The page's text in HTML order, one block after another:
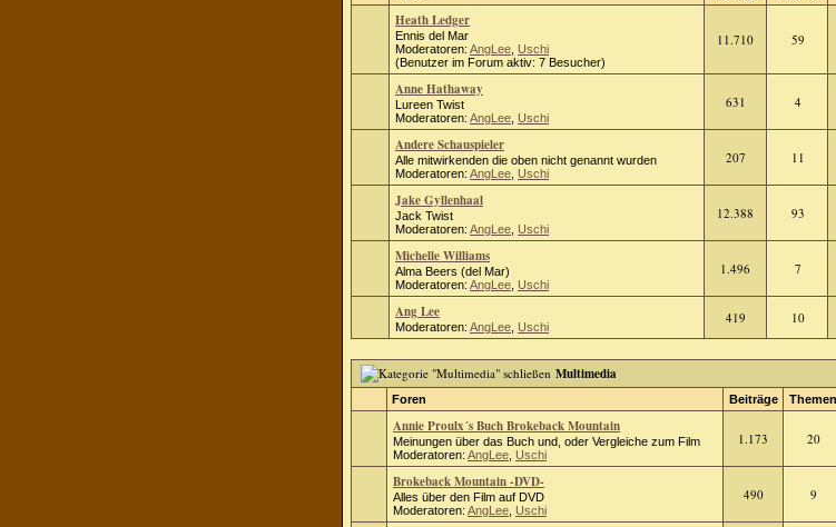
Heath Ledger
Ennis del Mar
Moderatoren: AngLee Uschi
(Benutzer im Forum aktiv: 7 Besucher)
11.710 59
Anne Hathaway
Lureen Twist
Moderatoren: AngLee Uschi
631 4
Andere Schauspieler
Alle mitwirkenden die oben nicht genannt wurden
Moderatoren: AngLee Uschi
207 11
Jake Gyllenhaal
Jack Twist
Moderatoren: AngLee Uschi
12.388 93
Michelle Williams
Alma Beers (del Mar)
Moderatoren: AngLee Uschi
1.496 7
Ang Lee
Moderatoren: AngLee Uschi
419 10
Multimedia
Foren Beiträge Themen
Annie Proulx´s Buch Brokeback Mountain
Meinungen über das Buch und, oder Vergleiche zum Film
Moderatoren: AngLee Uschi
1.173 20
Brokeback Mountain -DVD-
Alles über den Film auf DVD
Moderatoren: AngLee Uschi
490 9